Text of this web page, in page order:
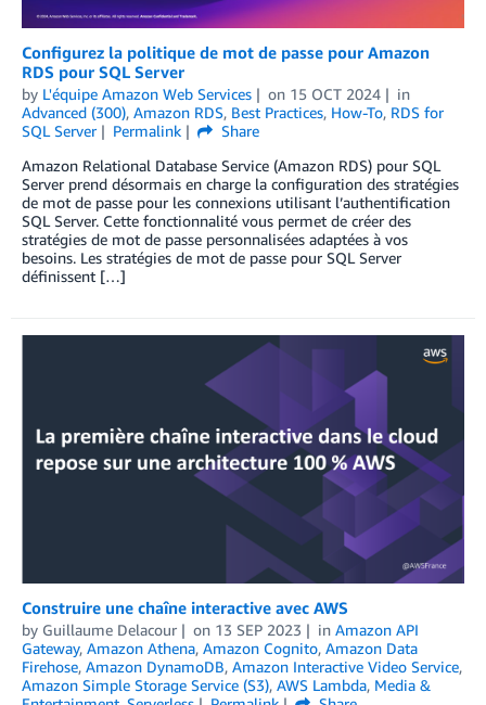
Configurez la politique de mot de passe pour Amazon
RDS pour SQL Server
by L'équipe Amazon Web Services on 15 OCT 2024
in
Advanced (300), Amazon RDS, Best Practices, How-To, RDS for
SQL Server
Permalink
Share
Amazon Relational Database Service (Amazon RDS) pour SQL
Server prend désormais en charge la configuration des stratégies
de mot de passe pour les connexions utilisant l’authentification
SQL Server. Cette fonctionnalité vous permet de créer des
stratégies de mot de passe personnalisées adaptées à vos
besoins. Les stratégies de mot de passe pour SQL Server
définissent […]
Construire une chaîne interactive avec AWS
by Guillaume Delacour on 13 SEP 2023 in Amazon API
Gateway, Amazon Athena, Amazon Cognito, Amazon Data
Firehose, Amazon DynamoDB, Amazon Interactive Video Service,
Amazon Simple Storage Service (S3), AWS Lambda, Media &